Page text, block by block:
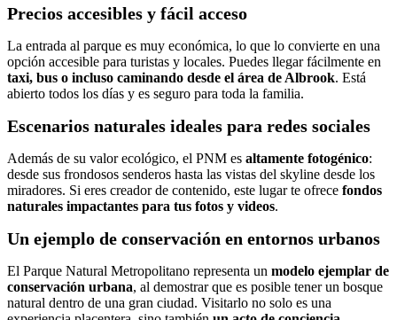
Precios accesibles y fácil acceso
La entrada al parque es muy económica, lo que lo convierte en una
opción accesible para turistas y locales. Puedes llegar fácilmente en
taxi, bus o incluso caminando desde el área de Albrook. Está
abierto todos los días y es seguro para toda la familia.
Escenarios naturales ideales para redes sociales
Además de su valor ecológico, el PNM es altamente fotogénico:
desde sus frondosos senderos hasta las vistas del skyline desde los
miradores. Si eres creador de contenido, este lugar te ofrece fondos
naturales impactantes para tus fotos y videos.
Un ejemplo de conservación en entornos urbanos
El Parque Natural Metropolitano representa un modelo ejemplar de
conservación urbana, al demostrar que es posible tener un bosque
natural dentro de una gran ciudad. Visitarlo no solo es una